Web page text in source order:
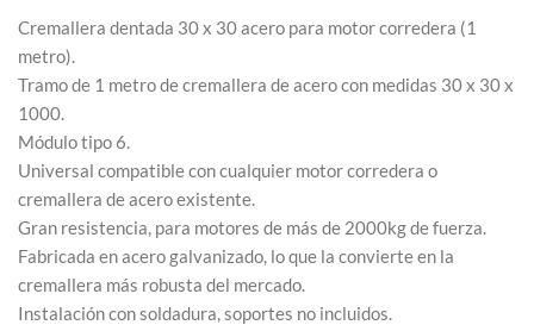
Cremallera dentada 30 x 30 acero para motor corredera (1
metro).
Tramo de 1 metro de cremallera de acero con medidas 30 x 30 x
1000.
Módulo tipo 6.
Universal compatible con cualquier motor corredera o
cremallera de acero existente.
Gran resistencia, para motores de más de 2000kg de fuerza.
Fabricada en acero galvanizado, lo que la convierte en la
cremallera más robusta del mercado.
Instalación con soldadura, soportes no incluidos.